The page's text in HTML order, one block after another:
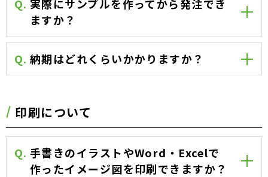
Q. 実際にサンプルを作ってから発注でき
ますか？
Q. 納期はどれくらいかかりますか？
印刷について
Q. 手書きのイラストやWord・Excelで
作ったイメージ図を印刷できますか？